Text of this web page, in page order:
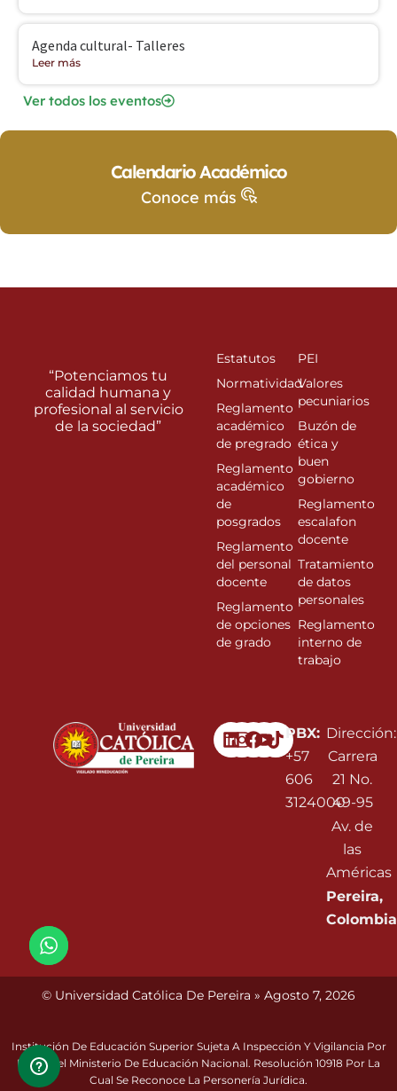
Agenda cultural- Talleres
Leer más
Ver todos los eventos
Calendario Académico
Conoce más
Linkedin
Instagram
Facebook
Youtube
PBX:
+57
606
3124000
Dirección:
Carrera
21 No.
49-95
Av. de
las
Américas
Pereira,
Colombia
“Potenciamos tu
calidad humana y
profesional al servicio
de la sociedad”
Estatutos
Normatividad
Reglamento
académico
de pregrado
Reglamento
académico
de
posgrados
Reglamento
del personal
docente
Reglamento
de opciones
de grado
PEI
Valores
pecuniarios
Buzón de
ética y
buen
gobierno
Reglamento
escalafon
docente
Tratamiento
de datos
personales
Reglamento
interno de
trabajo
© Universidad Católica De Pereira » Agosto 7, 2026
Institución De Educación Superior Sujeta A Inspección Y Vigilancia Por
Parte Del Ministerio De Educación Nacional. Resolución 10918 Por La
Cual Se Reconoce La Personería Jurídica.